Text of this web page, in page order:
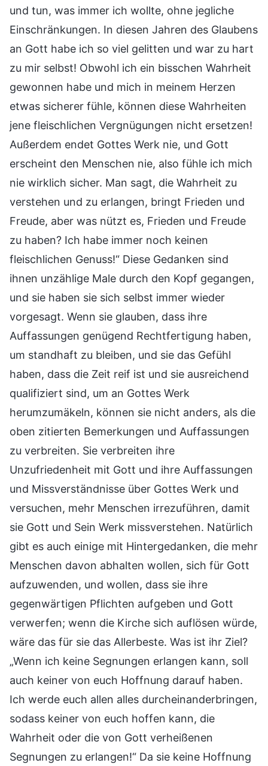
und tun, was immer ich wollte, ohne jegliche
Einschränkungen. In diesen Jahren des Glaubens
an Gott habe ich so viel gelitten und war zu hart
zu mir selbst! Obwohl ich ein bisschen Wahrheit
gewonnen habe und mich in meinem Herzen
etwas sicherer fühle, können diese Wahrheiten
jene fleischlichen Vergnügungen nicht ersetzen!
Außerdem endet Gottes Werk nie, und Gott
erscheint den Menschen nie, also fühle ich mich
nie wirklich sicher. Man sagt, die Wahrheit zu
verstehen und zu erlangen, bringt Frieden und
Freude, aber was nützt es, Frieden und Freude
zu haben? Ich habe immer noch keinen
fleischlichen Genuss!“ Diese Gedanken sind
ihnen unzählige Male durch den Kopf gegangen,
und sie haben sie sich selbst immer wieder
vorgesagt. Wenn sie glauben, dass ihre
Auffassungen genügend Rechtfertigung haben,
um standhaft zu bleiben, und sie das Gefühl
haben, dass die Zeit reif ist und sie ausreichend
qualifiziert sind, um an Gottes Werk
herumzumäkeln, können sie nicht anders, als die
oben zitierten Bemerkungen und Auffassungen
zu verbreiten. Sie verbreiten ihre
Unzufriedenheit mit Gott und ihre Auffassungen
und Missverständnisse über Gottes Werk und
versuchen, mehr Menschen irrezuführen, damit
sie Gott und Sein Werk missverstehen. Natürlich
gibt es auch einige mit Hintergedanken, die mehr
Menschen davon abhalten wollen, sich für Gott
aufzuwenden, und wollen, dass sie ihre
gegenwärtigen Pflichten aufgeben und Gott
verwerfen; wenn die Kirche sich auflösen würde,
wäre das für sie das Allerbeste. Was ist ihr Ziel?
„Wenn ich keine Segnungen erlangen kann, soll
auch keiner von euch Hoffnung darauf haben.
Ich werde euch allen alles durcheinanderbringen,
sodass keiner von euch hoffen kann, die
Wahrheit oder die von Gott verheißenen
Segnungen zu erlangen!“ Da sie keine Hoffnung